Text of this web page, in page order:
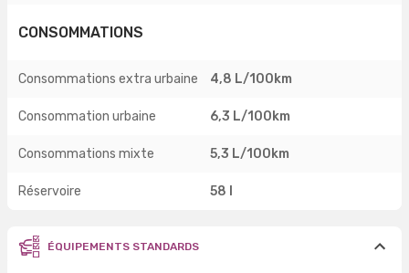
CONSOMMATIONS
Consommations extra urbaine 4,8 L/100km
Consommation urbaine 6,3 L/100km
Consommations mixte 5,3 L/100km
Réservoire 58 l
ÉQUIPEMENTS STANDARDS